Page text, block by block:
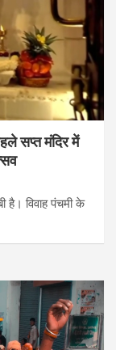
सप्त मंदिर में
है। विवाह पंचमी के